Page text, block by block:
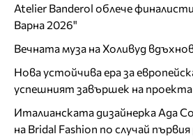
Atelier Banderol облече
Варна 2026"
Вечната муза на Холивуд
Нова устойчива ера за
успешният завършек на проекта
Италианската дизайнерка Ада
на Bridal Fashion по случай